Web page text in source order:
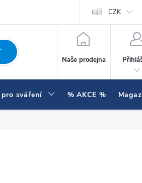
Hodnocení
CZK
Naše prodejna
sváření % AKCE %